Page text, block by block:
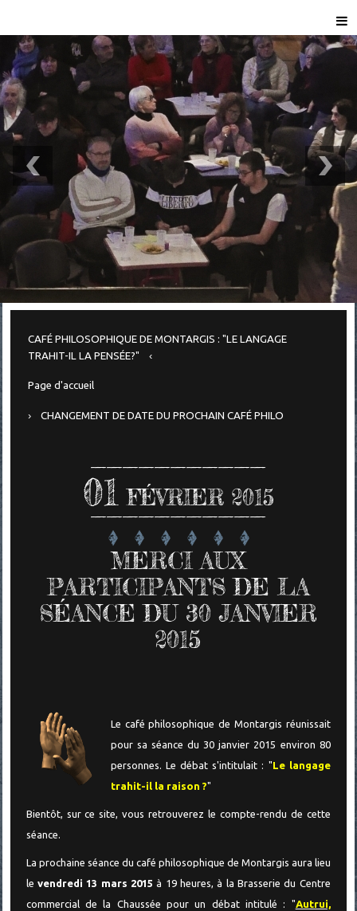
CAFÉ PHILOSOPHIQUE DE MONTARGIS : "LE LANGAGE
TRAHIT-IL LA PENSÉE?"
Page d'accueil
CHANGEMENT DE DATE DU PROCHAIN CAFÉ PHILO
01 FÉVRIER 2015
MERCI AUX
PARTICIPANTS DE LA
SÉANCE DU 30 JANVIER
2015
Le café philosophique de Montargis réunissait
pour sa séance du 30 janvier 2015 environ 80
personnes. Le débat s'intitulait : "Le langage
trahit-il la raison ?"
Bientôt, sur ce site, vous retrouverez le compte-rendu de cette
séance.
La prochaine séance du café philosophique de Montargis aura lieu
le vendredi 13 mars 2015à 19 heures, à la Brasserie du Centre
commercial de la Chaussée pour un débat intitulé : "Autrui,